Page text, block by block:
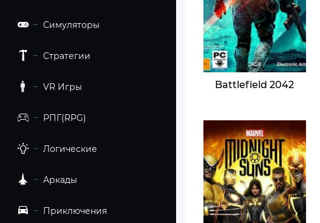
Симуляторы
Стратегии
VR Игры
РПГ(RPG)
Логические
Аркады
Приключения
Battlefield 2042